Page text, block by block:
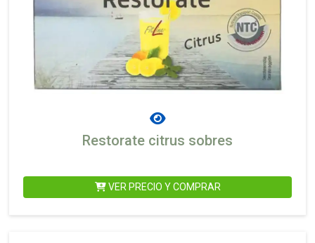
Restorate citrus sobres
VER PRECIO Y COMPRAR